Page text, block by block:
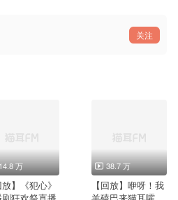
关注
万
放】《犯心》
38.7 万
【回放】咿呀！我